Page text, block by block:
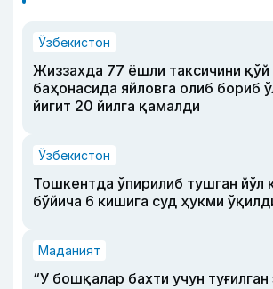
Ўзбекистон
Жиззахда 77 ёшли таксичини
баҳонасида яйловга олиб бориб
йигит 20 йилга қамалди
Ўзбекистон
Тошкентда ўпирилиб тушган йўл
бўйича 6 кишига суд ҳукми
Маданият
“У бошқалар бахти учун туғилган